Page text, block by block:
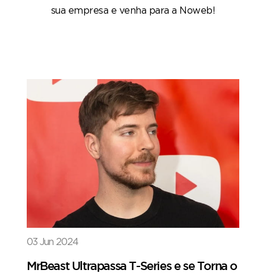
sua empresa e venha para a Noweb!
03 Jun 2024
MrBeast Ultrapassa T-Series e se Torna o